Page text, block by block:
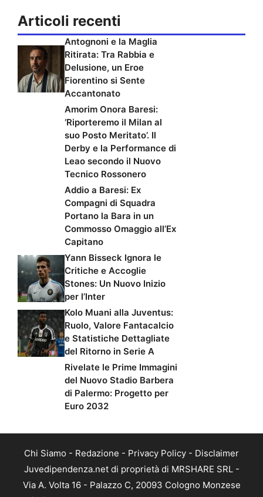
Articoli recenti
Antognoni e la Maglia
Ritirata: Tra Rabbia e
Delusione, un Eroe
Fiorentino si Sente
Accantonato
Amorim Onora Baresi:
‘Riporteremo il Milan al
suo Posto Meritato’. Il
Derby e la Performance di
Leao secondo il Nuovo
Tecnico Rossonero
Addio a Baresi: Ex
Compagni di Squadra
Portano la Bara in un
Commosso Omaggio all’Ex
Capitano
Yann Bisseck Ignora le
Critiche e Accoglie
Stones: Un Nuovo Inizio
per l’Inter
Kolo Muani alla Juventus:
Ruolo, Valore Fantacalcio
e Statistiche Dettagliate
del Ritorno in Serie A
Rivelate le Prime Immagini
del Nuovo Stadio Barbera
di Palermo: Progetto per
Euro 2032
Chi Siamo - Redazione - Privacy Policy - Disclaimer
Juvedipendenza.net di proprietà di MRSHARE SRL -
Via A. Volta 16 - Palazzo C, 20093 Cologno Monzese